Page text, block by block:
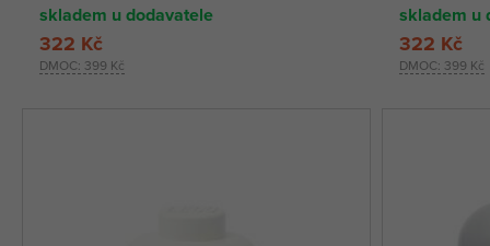
skladem u dodavatele
DMOC: 399 Kč
322 Kč
skladem u
DMOC: 399 Kč
322 Kč